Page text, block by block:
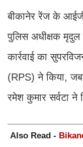
बीकानेर रेंज के
पुलिस अधीक्षक मृदुल
कार्रवाई का
(RPS) ने किया,
रमेश कुमार सर्वटा ने
Also Read -